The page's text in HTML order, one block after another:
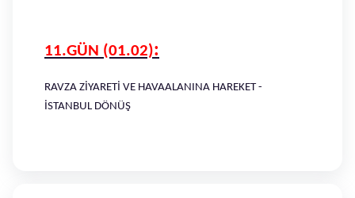
11.GÜN (01.02):
RAVZA ZİYARETİ VE HAVAALANINA HAREKET -
İSTANBUL DÖNÜŞ